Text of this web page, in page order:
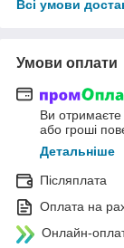
Всі умови
Умови оплати
Ви
або гроші
Детальніше
Післяплата
Оплата на
Онлайн-